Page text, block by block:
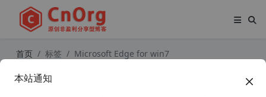
首页 标签 Microsoft Edge for win7
独家发布 Microsoft Edge 和 Micros
本站通知